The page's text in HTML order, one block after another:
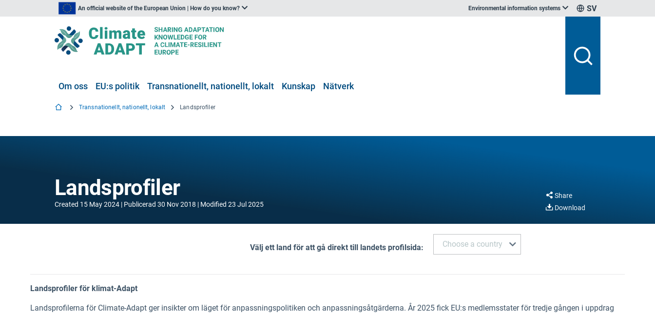
An official website of the European Union | How do you know? Environmental information systems SV
Om oss EU:s politik Transnationellt, nationellt, lokalt Kunskap Nätverk
Transnationellt, nationellt, lokalt Landsprofiler
Landsprofiler
Created 15 May 2024 Publicerad 30 Nov 2018 Modified 23 Jul 2025
Share
Download
Välj ett land för att gå direkt till landets profilsida: Choose a country
Landsprofiler för klimat-Adapt
Landsprofilerna för Climate-Adapt ger insikter om läget för anpassningspolitiken och anpassningsåtgärderna. År 2025 fick EU:s medlemsstater för tredje gången i uppdrag